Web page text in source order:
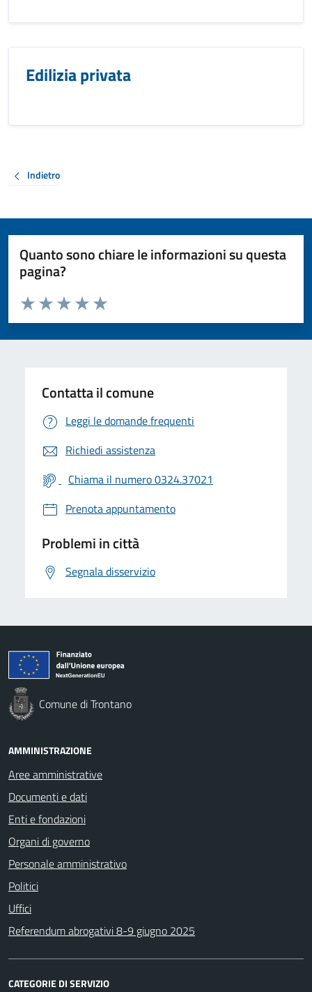
Edilizia privata
Indietro
Quanto sono chiare le informazioni su questa
pagina?
Valuta da 1 a 5 stelle la pagina
Valuta 5 stelle su 5
Valuta 4 stelle su 5
Valuta 3 stelle su 5
Valuta 2 stelle su 5
Valuta 1 stelle su 5
Contatta il comune
Leggi le domande frequenti
Richiedi assistenza
Chiama il numero 0324.37021
Prenota appuntamento
Problemi in città
Segnala disservizio
Comune di Trontano
AMMINISTRAZIONE
Aree amministrative
Documenti e dati
Enti e fondazioni
Organi di governo
Personale amministrativo
Politici
Uffici
Referendum abrogativi 8-9 giugno 2025
CATEGORIE DI SERVIZIO